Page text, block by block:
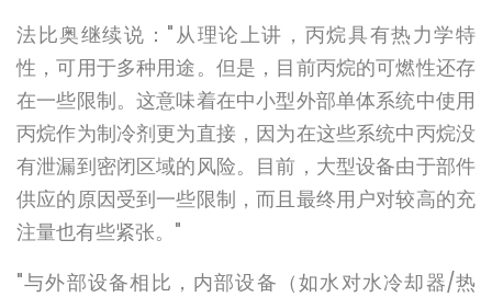
法比奥继续说："从理论上讲，丙烷具有热力学特
性，可用于多种用途。但是，目前丙烷的可燃性还存
在一些限制。这意味着在中小型外部单体系统中使用
丙烷作为制冷剂更为直接，因为在这些系统中丙烷没
有泄漏到密闭区域的风险。目前，大型设备由于部件
供应的原因受到一些限制，而且最终用户对较高的充
注量也有些紧张。"
"与外部设备相比，内部设备（如水对水冷却器/热